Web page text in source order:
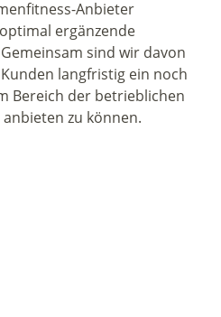
Anbieter
ergänzende
sind wir davon
langfristig ein noch
Bereich der betrieblichen
zu können.